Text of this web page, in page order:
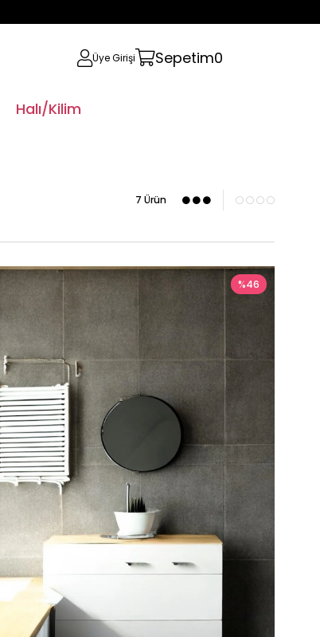
Üye Girişi Sepetim0
Halı/Kilim
7 Ürün
%46